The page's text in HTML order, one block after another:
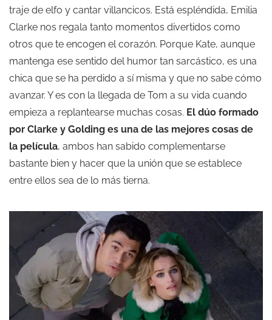
traje de elfo y cantar villancicos. Está espléndida, Emilia
Clarke nos regala tanto momentos divertidos como
otros que te encogen el corazón. Porque Kate, aunque
mantenga ese sentido del humor tan sarcástico, es una
chica que se ha perdido a sí misma y que no sabe cómo
avanzar. Y es con la llegada de Tom a su vida cuando
empieza a replantearse muchas cosas. El dúo formado
por Clarke y Golding es una de las mejores cosas de
la película, ambos han sabido complementarse
bastante bien y hacer que la unión que se establece
entre ellos sea de lo más tierna.